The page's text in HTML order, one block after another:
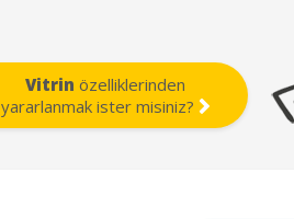
Vitrin özelliklerinden
yararlanmak ister misiniz?